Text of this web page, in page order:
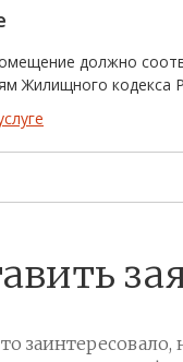
должно
Жилищного кодекса